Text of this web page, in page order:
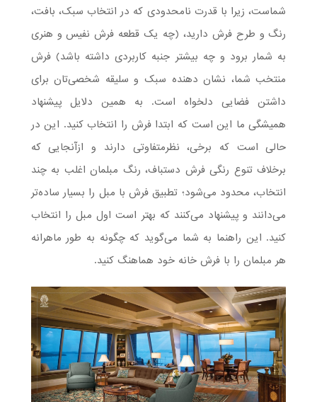
شماست، زیرا با قدرت نامحدودی که در انتخاب سبک، بافت،
رنگ و طرح فرش دارید، (چه یک قطعه فرش نفیس و هنری
به شمار برود و چه بیشتر جنبه کاربردی داشته باشد) فرش
منتخب شما، نشان دهنده سبک و سلیقه شخصی‌تان برای
داشتن فضایی دلخواه است. به همین دلایل پیشنهاد
همیشگی ما این است که ابتدا فرش را انتخاب کنید. این در
حالی است که برخی، نظرمتفاوتی دارند و ازآنجایی که
برخلاف تنوع رنگی فرش دستباف، رنگ مبلمان اغلب به چند
انتخاب، محدود می‌شود؛ تطبیق فرش با مبل را بسیار ساده‌تر
می‌دانند و پیشنهاد می‌کنند که بهتر است اول مبل را انتخاب
کنید. این راهنما به شما می‌گوید که چگونه به طور ماهرانه
هر مبلمان را با فرش خانه خود هماهنگ کنید.